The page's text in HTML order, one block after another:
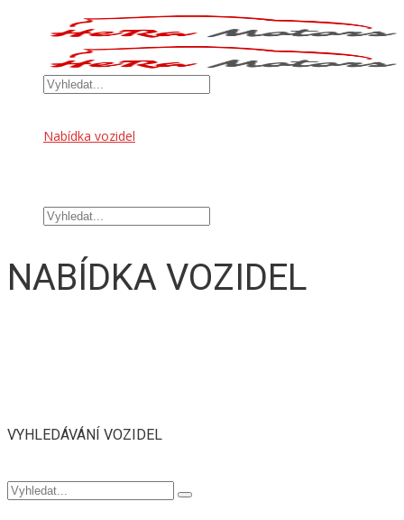
Nabídka vozidel
NABÍDKA VOZIDEL
VYHLEDÁVÁNÍ VOZIDEL